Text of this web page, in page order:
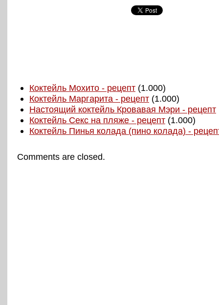
Коктейль Мохито - рецепт (1.000)
Коктейль Маргарита - рецепт (1.000)
Настоящий коктейль Кровавая Мэри - рецепт
Коктейль Секс на пляже - рецепт (1.000)
Коктейль Пинья колада (пино колада) -
Comments are closed.